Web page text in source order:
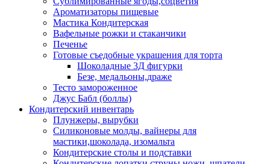
Ароматизаторы пищевые
Мастика Кондитерская
Вафельные рожки и стаканчики
Печенье
Готовые съедобные украшения для торта
Шоколадные 3Д фигурки
Безе, медальоны,драже
Тесто замороженное
Джус Бабл (боллы)
Кондитерский инвентарь
Плунжеры, вырубки
Силиконовые молды, вайнеры для
мастики,шоколада, изомальта
Кондитерские столы и подставки